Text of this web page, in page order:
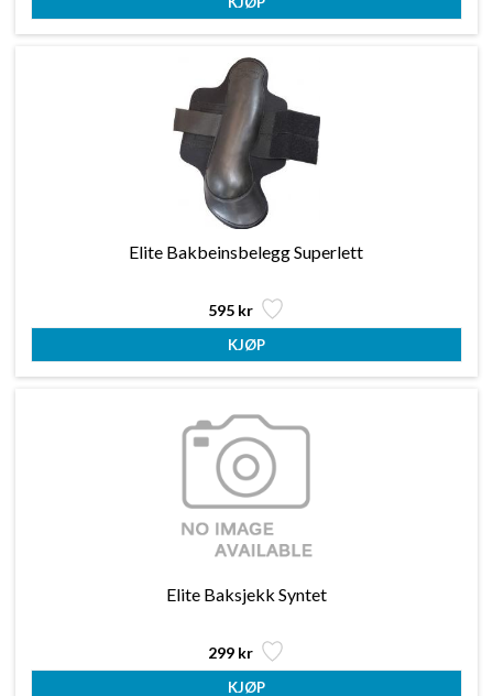
Elite Bakbeinsbelegg Superlett
595 kr
Elite Baksjekk Syntet
299 kr